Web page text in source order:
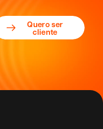
Quero ser
cliente